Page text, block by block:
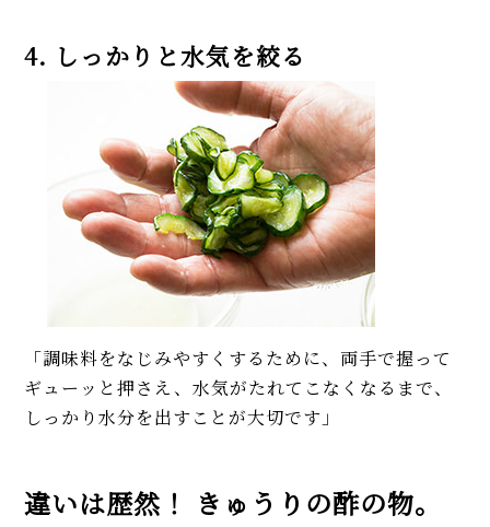
4. しっかりと水気を絞る
「調味料をなじみやすくするために、両手で握って
ギューッと押さえ、水気がたれてこなくなるまで、
しっかり水分を出すことが大切です」
違いは歴然！ きゅうりの酢の物。